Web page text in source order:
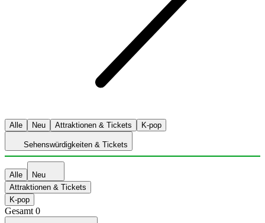
Alle Neu Attraktionen & Tickets K-pop
Sehenswürdigkeiten & Tickets
Alle
Neu
Attraktionen & Tickets
K-pop
Gesamt 0